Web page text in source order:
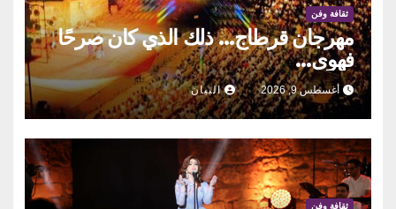
ثقافة وفن
مهرجان قرطاج… ذلك الذي كان صرحًا
فهوى…
أغسطس 9, 2026 البيان
ثقافة وفن